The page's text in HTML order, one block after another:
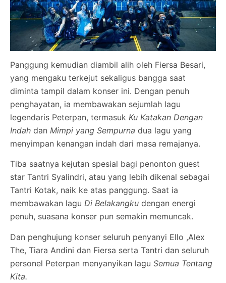
Panggung kemudian diambil alih oleh Fiersa Besari,
yang mengaku terkejut sekaligus bangga saat
diminta tampil dalam konser ini. Dengan penuh
penghayatan, ia membawakan sejumlah lagu
legendaris Peterpan, termasuk Ku Katakan Dengan
Indah dan Mimpi yang Sempurna dua lagu yang
menyimpan kenangan indah dari masa remajanya.
Tiba saatnya kejutan spesial bagi penonton guest
star Tantri Syalindri, atau yang lebih dikenal sebagai
Tantri Kotak, naik ke atas panggung. Saat ia
membawakan lagu Di Belakangku dengan energi
penuh, suasana konser pun semakin memuncak.
Dan penghujung konser seluruh penyanyi Ello ,Alex
The, Tiara Andini dan Fiersa serta Tantri dan seluruh
personel Peterpan menyanyikan lagu Semua Tentang
Kita.